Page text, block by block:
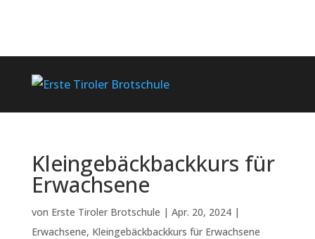
Kleingebäckbackkurs für
Erwachsene
von Erste Tiroler Brotschule | Apr. 20, 2024|
Erwachsene, Kleingebäckbackkurs für Erwachsene